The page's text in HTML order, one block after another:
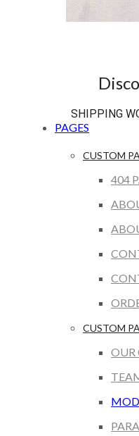
SHIPPING
PAGES
CUSTOM
404
CUSTOM
OUR